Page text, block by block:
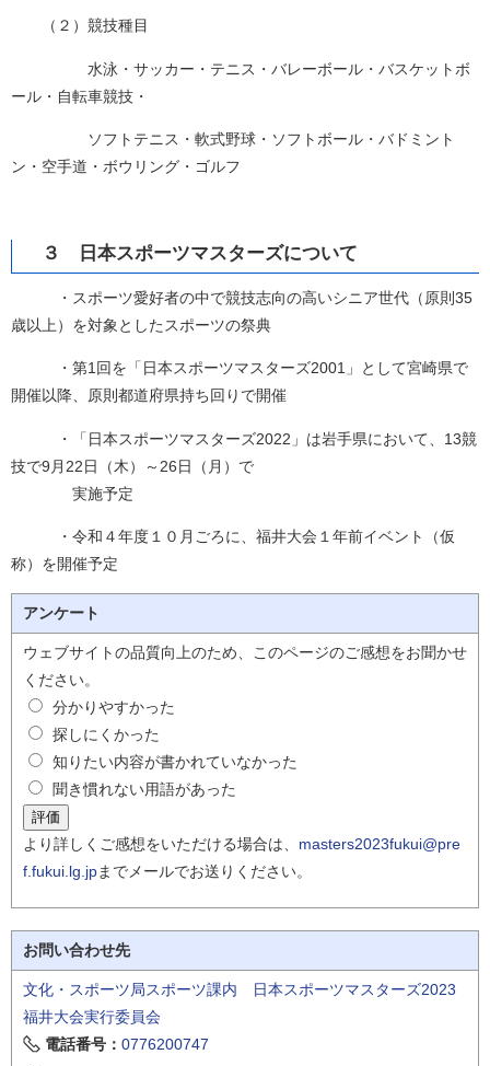
（２）競技種目
水泳・サッカー・テニス・バレーボール・バスケットボ
ール・自転車競技・
ソフトテニス・軟式野球・ソフトボール・バドミント
ン・空手道・ボウリング・ゴルフ
３ 日本スポーツマスターズについて
・スポーツ愛好者の中で競技志向の高いシニア世代（原則35
歳以上）を対象としたスポーツの祭典
・第1回を「日本スポーツマスターズ2001」として宮崎県で
開催以降、原則都道府県持ち回りで開催
・「日本スポーツマスターズ2022」は岩手県において、13競
技で9月22日（木）～26日（月）で
実施予定
・令和４年度１０月ごろに、福井大会１年前イベント（仮
称）を開催予定
アンケート
ウェブサイトの品質向上のため、このページのご感想をお聞かせ
ください。
分かりやすかった
探しにくかった
知りたい内容が書かれていなかった
聞き慣れない用語があった
より詳しくご感想をいただける場合は、 masters2023fukui@pre
f.fukui.lg.jpまでメールでお送りください。
お問い合わせ先
文化・スポーツ局スポーツ課内 日本スポーツマスターズ2023
福井大会実行委員会
電話番号： 0776200747